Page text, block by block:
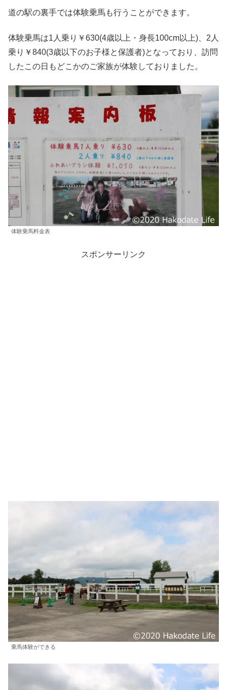
道の駅の裏手では体験乗馬も行うことができます。
体験乗馬は1人乗り￥630(4歳以上・身長100cm以上)、2人
乗り￥840(3歳以下のお子様と保護者)となっており、訪問
したこの日もどこかのご家族が体験しておりました。
体験乗馬料金表
スポンサーリンク
乗馬体験ができる